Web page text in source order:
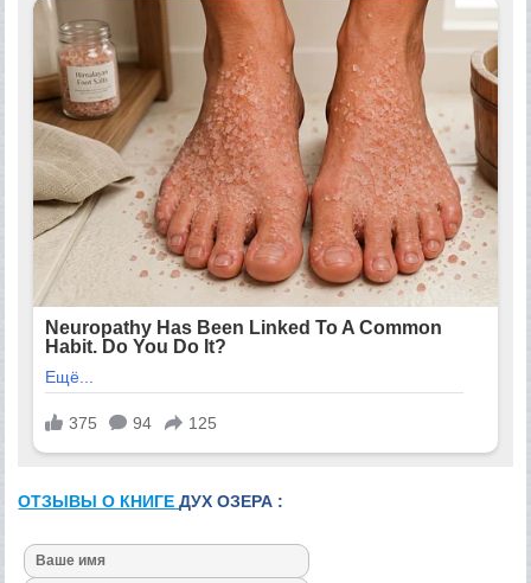
ОТЗЫВЫ О КНИГЕДУХ ОЗЕРА :